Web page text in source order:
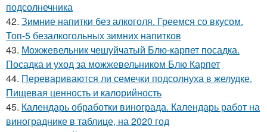
подсолнечника
42. Зимние напитки без алкоголя. Греемся со вкусом.
Топ-5 безалкогольных зимних напитков
43. Можжевельник чешуйчатый Блю-карпет посадка.
Посадка и уход за можжевельником Блю Карпет
44. Перевариваются ли семечки подсолнуха в желудке.
Пищевая ценность и калорийность
45. Календарь обработки винограда. Календарь работ на
винограднике в таблице, на 2020 год